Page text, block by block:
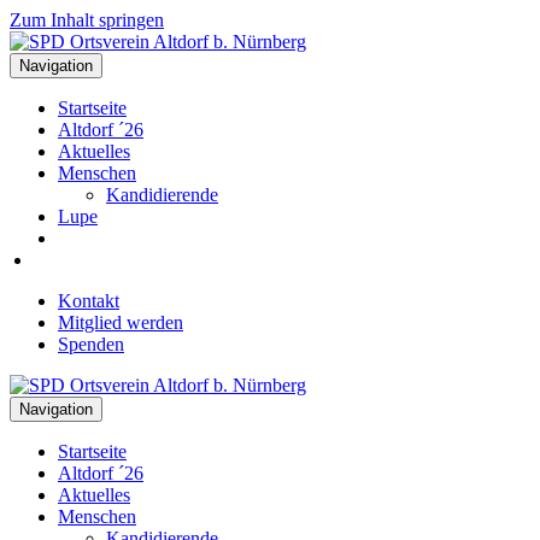
Zum Inhalt springen
Navigation
Startseite
Altdorf ´26
Aktuelles
Menschen
Kandidierende
Lupe
Kontakt
Mitglied werden
Spenden
Navigation
Startseite
Altdorf ´26
Aktuelles
Menschen